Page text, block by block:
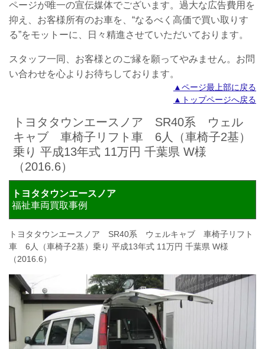
ページが唯一の宣伝媒体でございます。過大な広告費用を
抑え、お客様所有のお車を、“なるべく高価で買い取りす
る”をモットーに、日々精進させていただいております。
スタッフ一同、お客様とのご縁を願ってやみません。 お問
い合わせを心よりお待ちしております。
▲ページ最上部に戻る
▲トップページへ戻る
トヨタタウンエースノア SR40系 ウェル
キャブ 車椅子リフト車 6人（車椅子2基）
乗り 平成13年式 11万円 千葉県 W様
（2016.6）
トヨタタウンエースノア
福祉車両買取事例
トヨタタウンエースノア SR40系 ウェルキャブ 車椅子リフト
車 6人（車椅子2基）乗り 平成13年式 11万円 千葉県 W様
（2016.6）